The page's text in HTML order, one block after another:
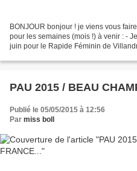
BONJOUR bonjour ! je viens vous
pour les semaines (mois !) à venir : -
juin pour le Rapide Féminin de
PAU 2015 / BEAU
Publié le 05/05/2015 à 12:56
Par miss boll